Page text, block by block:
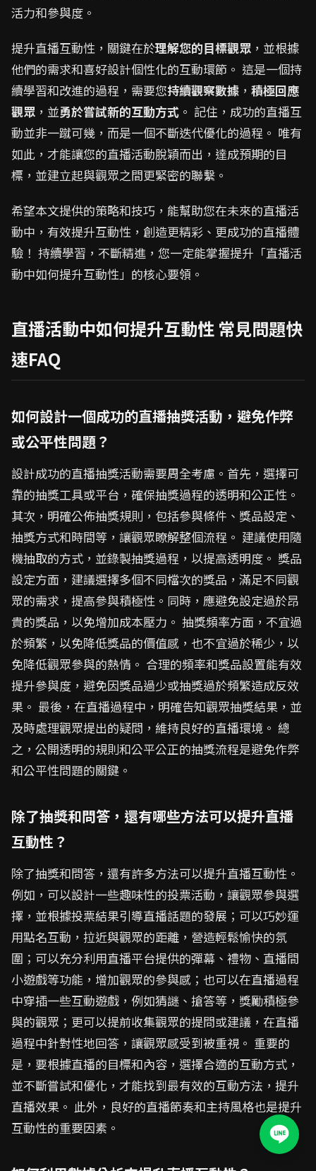
活力和參與度。
提升直播互動性，關鍵在於理解您的目標觀眾 ，並根據
他們的需求和喜好設計個性化的互動環節。 這是一個持
續學習和改進的過程，需要您持續觀察數據 ， 積極回應
觀眾 ，並勇於嘗試新的互動方式 。 記住，成功的直播互
動並非一蹴可幾，而是一個不斷迭代優化的過程。 唯有
如此，才能讓您的直播活動脫穎而出，達成預期的目
標，並建立起與觀眾之間更緊密的聯繫。
希望本文提供的策略和技巧，能幫助您在未來的直播活
動中，有效提升互動性，創造更精彩、更成功的直播體
驗！ 持續學習，不斷精進，您一定能掌握提升「直播活
動中如何提升互動性」的核心要領。
直播活動中如何提升互動性 常見問題快
速FAQ
如何設計一個成功的直播抽獎活動，避免作弊
或公平性問題？
設計成功的直播抽獎活動需要周全考慮。首先，選擇可
靠的抽獎工具或平台，確保抽獎過程的透明和公正性。
其次，明確公佈抽獎規則，包括參與條件、獎品設定、
抽獎方式和時間等，讓觀眾瞭解整個流程。 建議使用隨
機抽取的方式，並錄製抽獎過程，以提高透明度。 獎品
設定方面，建議選擇多個不同檔次的獎品，滿足不同觀
眾的需求，提高參與積極性。同時，應避免設定過於昂
貴的獎品，以免增加成本壓力。 抽獎頻率方面，不宜過
於頻繁，以免降低獎品的價值感，也不宜過於稀少，以
免降低觀眾參與的熱情。 合理的頻率和獎品設置能有效
提升參與度，避免因獎品過少或抽獎過於頻繁造成反效
果。 最後，在直播過程中，明確告知觀眾抽獎結果，並
及時處理觀眾提出的疑問，維持良好的直播環境。 總
之，公開透明的規則和公平公正的抽獎流程是避免作弊
和公平性問題的關鍵。
除了抽獎和問答，還有哪些方法可以提升直播
互動性？
除了抽獎和問答，還有許多方法可以提升直播互動性。
例如，可以設計一些趣味性的投票活動，讓觀眾參與選
擇，並根據投票結果引導直播話題的發展；可以巧妙運
用點名互動，拉近與觀眾的距離，營造輕鬆愉快的氛
圍；可以充分利用直播平台提供的彈幕、禮物、直播間
小遊戲等功能，增加觀眾的參與感；也可以在直播過程
中穿插一些互動遊戲，例如猜謎、搶答等，獎勵積極參
與的觀眾；更可以提前收集觀眾的提問或建議，在直播
過程中針對性地回答，讓觀眾感受到被重視。 重要的
是，要根據直播的目標和內容，選擇合適的互動方式，
並不斷嘗試和優化，才能找到最有效的互動方法，提升
直播效果。 此外，良好的直播節奏和主持風格也是提升
互動性的重要因素。